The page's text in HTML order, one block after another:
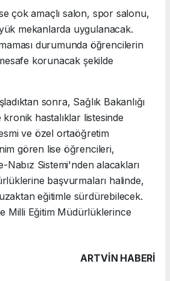
çok amaçlı salon, spor salonu,
mekanlarda uygulanacak.
durumunda öğrencilerin
korunacak şekilde
sonra, Sağlık Bakanlığı
kronik hastalıklar listesinde
ve özel ortaöğretim
gören lise öğrencileri,
Nabız Sistemi'nden alacakları
başvurmaları halinde,
eğitimle sürdürebilecek.
Milli Eğitim Müdürlüklerince
ARTVIN HABERİ